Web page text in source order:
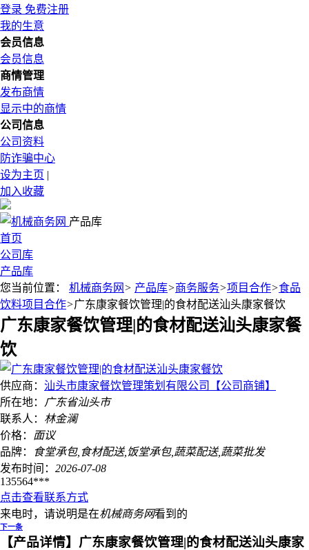
登录 免费注册
我的生意
会员信息
会员信息
商情管理
发布商情
显示中的商情
公司信息
公司资料
防诈骗中心
设为主页 |
加入收藏
产品库
首页
公司库
产品库
您当前位置：
机械商务网 > 产品库>商务服务>项目合作>食品
饮料项目合作>广东康家餐饮管理|的食材配送汕头康家餐饮
广东康家餐饮管理|的食材配送汕头康家餐
饮
供应商： 汕头市康家餐饮管理策划有限公司【公司商铺】
所在地：
广东省汕头市
联系人： 林金澜
价格：
面议
品牌：
食堂承包,食材配送,饭堂承包,蔬菜配送,蔬菜批发
发布时间： 2026-07-08
135564***
点击查看联系方式
来电时，请说明是在机械商务网看到的
下一条
【产品详情】 广东康家餐饮管理|的食材配送汕头康家